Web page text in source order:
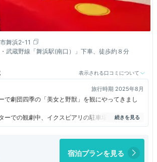
舞浜2-11
武蔵野線「舞浜駅(南口）」下車、徒歩約８分
表示される口コミについて
旅行時期 2025年8月
で劇団四季の「美女と野獣」を観にやってきまし
ーでの観劇中、イクスピアリの駐車場サービスはつ
のランチも提案していましたが、普通に予約も取れ
宿泊プランを見る